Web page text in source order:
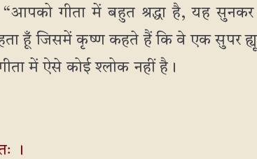
गीता में बहुत श्रद्धा है, यह
हूँ जिसमें कृष्ण कहते हैं कि वे एक सुपर
गीता में ऐसे कोई श्लोक नहीं है।
।